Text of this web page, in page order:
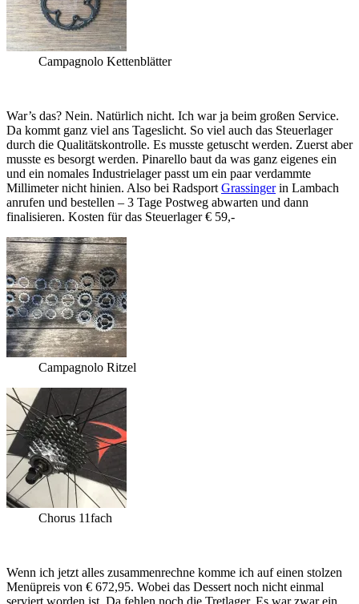
Campagnolo Kettenblätter
War’s das? Nein. Natürlich nicht. Ich war ja beim großen Service.
Da kommt ganz viel ans Tageslicht. So viel auch das Steuerlager
durch die Qualitätskontrolle. Es musste getuscht werden. Zuerst aber
musste es besorgt werden. Pinarello baut da was ganz eigenes ein
und ein nomales Industrielager passt um ein paar verdammte
Millimeter nicht hinien. Also bei Radsport Grassingerin Lambach
anrufen und bestellen – 3 Tage Postweg abwarten und dann
finalisieren. Kosten für das Steuerlager € 59,-
Campagnolo Ritzel
Chorus 11fach
Wenn ich jetzt alles zusammenrechne komme ich auf einen stolzen
Menüpreis von € 672,95. Wobei das Dessert noch nicht einmal
serviert worden ist. Da fehlen noch die Tretlager. Es war zwar ein